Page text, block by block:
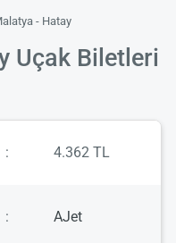
- Hatay
Uçak Biletleri
: 4.362 TL
: AJet